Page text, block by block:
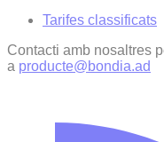
Tarifes classificats
Contacti amb nosaltres
a producte@bondia.ad